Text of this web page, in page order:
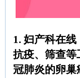
1. 妇产科在
抗疫、筛查
冠肺炎的卵